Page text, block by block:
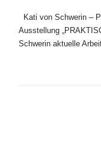
Kati von Schwerin –
Ausstellung
Schwerin aktuelle